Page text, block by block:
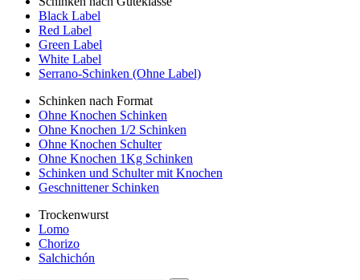
Black Label
Red Label
Green Label
White Label
Serrano-Schinken (Ohne Label)
Schinken nach Format
Ohne Knochen Schinken
Ohne Knochen 1/2 Schinken
Ohne Knochen Schulter
Ohne Knochen 1Kg Schinken
Schinken und Schulter mit Knochen
Geschnittener Schinken
Trockenwurst
Lomo
Chorizo
Salchichón